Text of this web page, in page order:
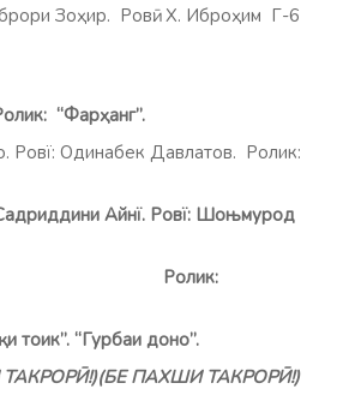
Зоҳир. Ровӣ: Х. Иброҳим Г-6
“Фарҳанг”.
Одинабек Давлатов. Ролик:
Айнї. Ровї: Шоњмурод
қи тоик”. “Гурбаи доно”.
Ӣ!)(БЕ ПАХШИ ТАКРОРӢ!)